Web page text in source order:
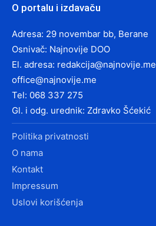
O portalu i izdavaču
Adresa: 29 novembar bb, Berane
Osnivač: Najnovije DOO
El. adresa: redakcija@najnovije.me
office@najnovije.me
Tel: 068 337 275
Gl. i odg. urednik: Zdravko Šćekić
Politika privatnosti
O nama
Kontakt
Impressum
Uslovi korišćenja